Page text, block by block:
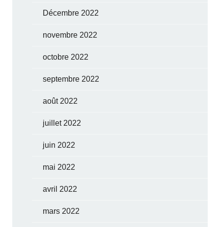
Décembre 2022
novembre 2022
octobre 2022
septembre 2022
août 2022
juillet 2022
juin 2022
mai 2022
avril 2022
mars 2022